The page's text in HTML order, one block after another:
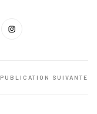
PUBLICATION SUIVANTE